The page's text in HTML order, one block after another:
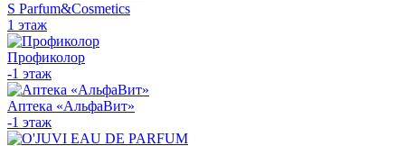
S Parfum&Cosmetics
1 этаж
Профиколор
-1 этаж
Аптека «АльфаВит»
-1 этаж